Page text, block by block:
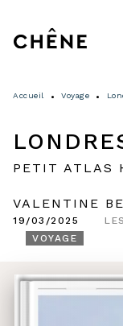
MENU
Accueil • Voyage •
PETIT ATLAS
VALENTINE
19/03/2025
VOYAGE